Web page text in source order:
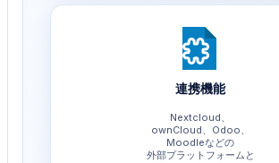
連携機能
Nextcloud、
ownCloud、Odoo、
Moodleなどの
外部プラットフォームと